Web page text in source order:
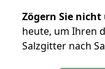
Zögern Sie nicht
heute, um Ihren
Salzgitter nach